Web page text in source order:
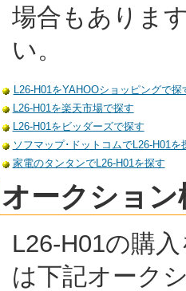
場合もありま
い。
L26-H01をYAHOOショッピングで探
L26-H01を楽天市場で探す
L26-H01をビッダーズで探す
ソフマップ･ドットコムでL26-H01を
家電のタンタンでL26-H01を探す
オークション
L26-H01の購
は下記オーク